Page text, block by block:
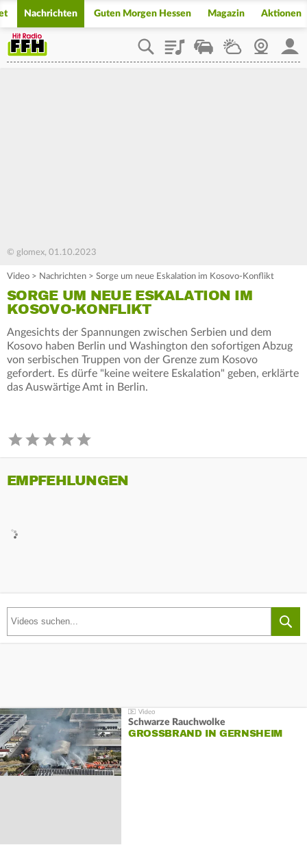
Nachrichten Guten Morgen Hessen Magazin Aktionen
PlaylistStaupilotWetterWebcam
© glomex, 01.10.2023
Video > Nachrichten > Sorge um neue Eskalation im Kosovo-Konflikt
SORGE UM NEUE ESKALATION IM
KOSOVO-KONFLIKT
Angesichts der Spannungen zwischen Serbien und dem
Kosovo haben Berlin und Washington den sofortigen Abzug
von serbischen Truppen von der Grenze zum Kosovo
gefordert. Es dürfe "keine weitere Eskalation" geben, erklärte
das Auswärtige Amt in Berlin.
EMPFEHLUNGEN
Schwarze Rauchwolke
GROSSBRAND IN GERNSHEIM